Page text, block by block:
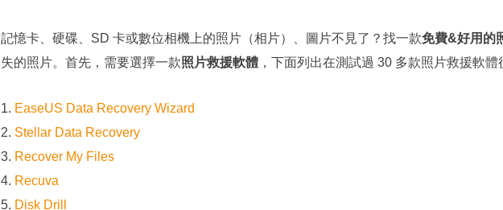
MS SQL 資料庫還原
記憶卡、硬碟、SD 卡或數位相機上的照片（相片）、圖片不見了？找一款免費&好用的
失的照片。首先，需要選擇一款照片救援軟體 ，下面列出在測試過 30 多款照片救援軟
1. EaseUS Data Recovery Wizard
2. Stellar Data Recovery
3. Recover My Files
4. Recuva
5. Disk Drill